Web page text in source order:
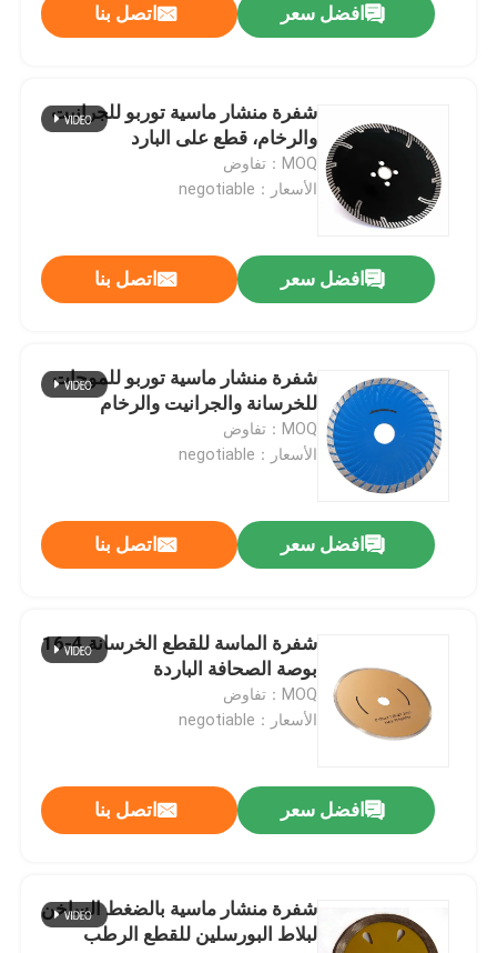
جولة في المعمل
اتصل بنا
اطلب اقتباس
بت الحفر الأحرار
مثقاب الماسونية
مجموعة مثقاب
ثنائية المعدن هول المنشار
رأى الأحرار حفرة
افضل سعر اتصل بنا
شفرة منشار ماسية توربو للجرانيت
والرخام، قطع على البارد
MOQ：تفاوض
الأسعار：negotiable
افضل سعر اتصل بنا
شفرة منشار ماسية توربو للموجات
للخرسانة والجرانيت والرخام
MOQ：تفاوض
الأسعار：negotiable
افضل سعر اتصل بنا
شفرة الماسة للقطع الخرسانة 4-16
بوصة الصحافة الباردة
MOQ：تفاوض
الأسعار：negotiable
افضل سعر اتصل بنا
شفرة منشار ماسية بالضغط الساخن
لبلاط البورسلين للقطع الرطب